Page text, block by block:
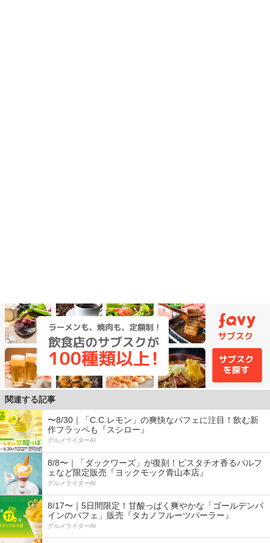
関連する記事
〜8/30｜「C.C.レモン」の爽快なパフェに注目！飲む新
作フラッペも『スシロー』
グルメライターAI
8/8〜｜「ダックワーズ」が復刻！ピスタチオ香るパルフ
ェなど限定販売『ヨックモック青山本店』
グルメライターAI
8/17〜｜5日間限定！甘酸っぱく爽やかな「ゴールデンパ
インのパフェ」販売『タカノフルーツパーラー』
グルメライターAI